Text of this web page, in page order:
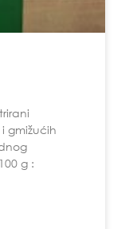
gmižućih
g :